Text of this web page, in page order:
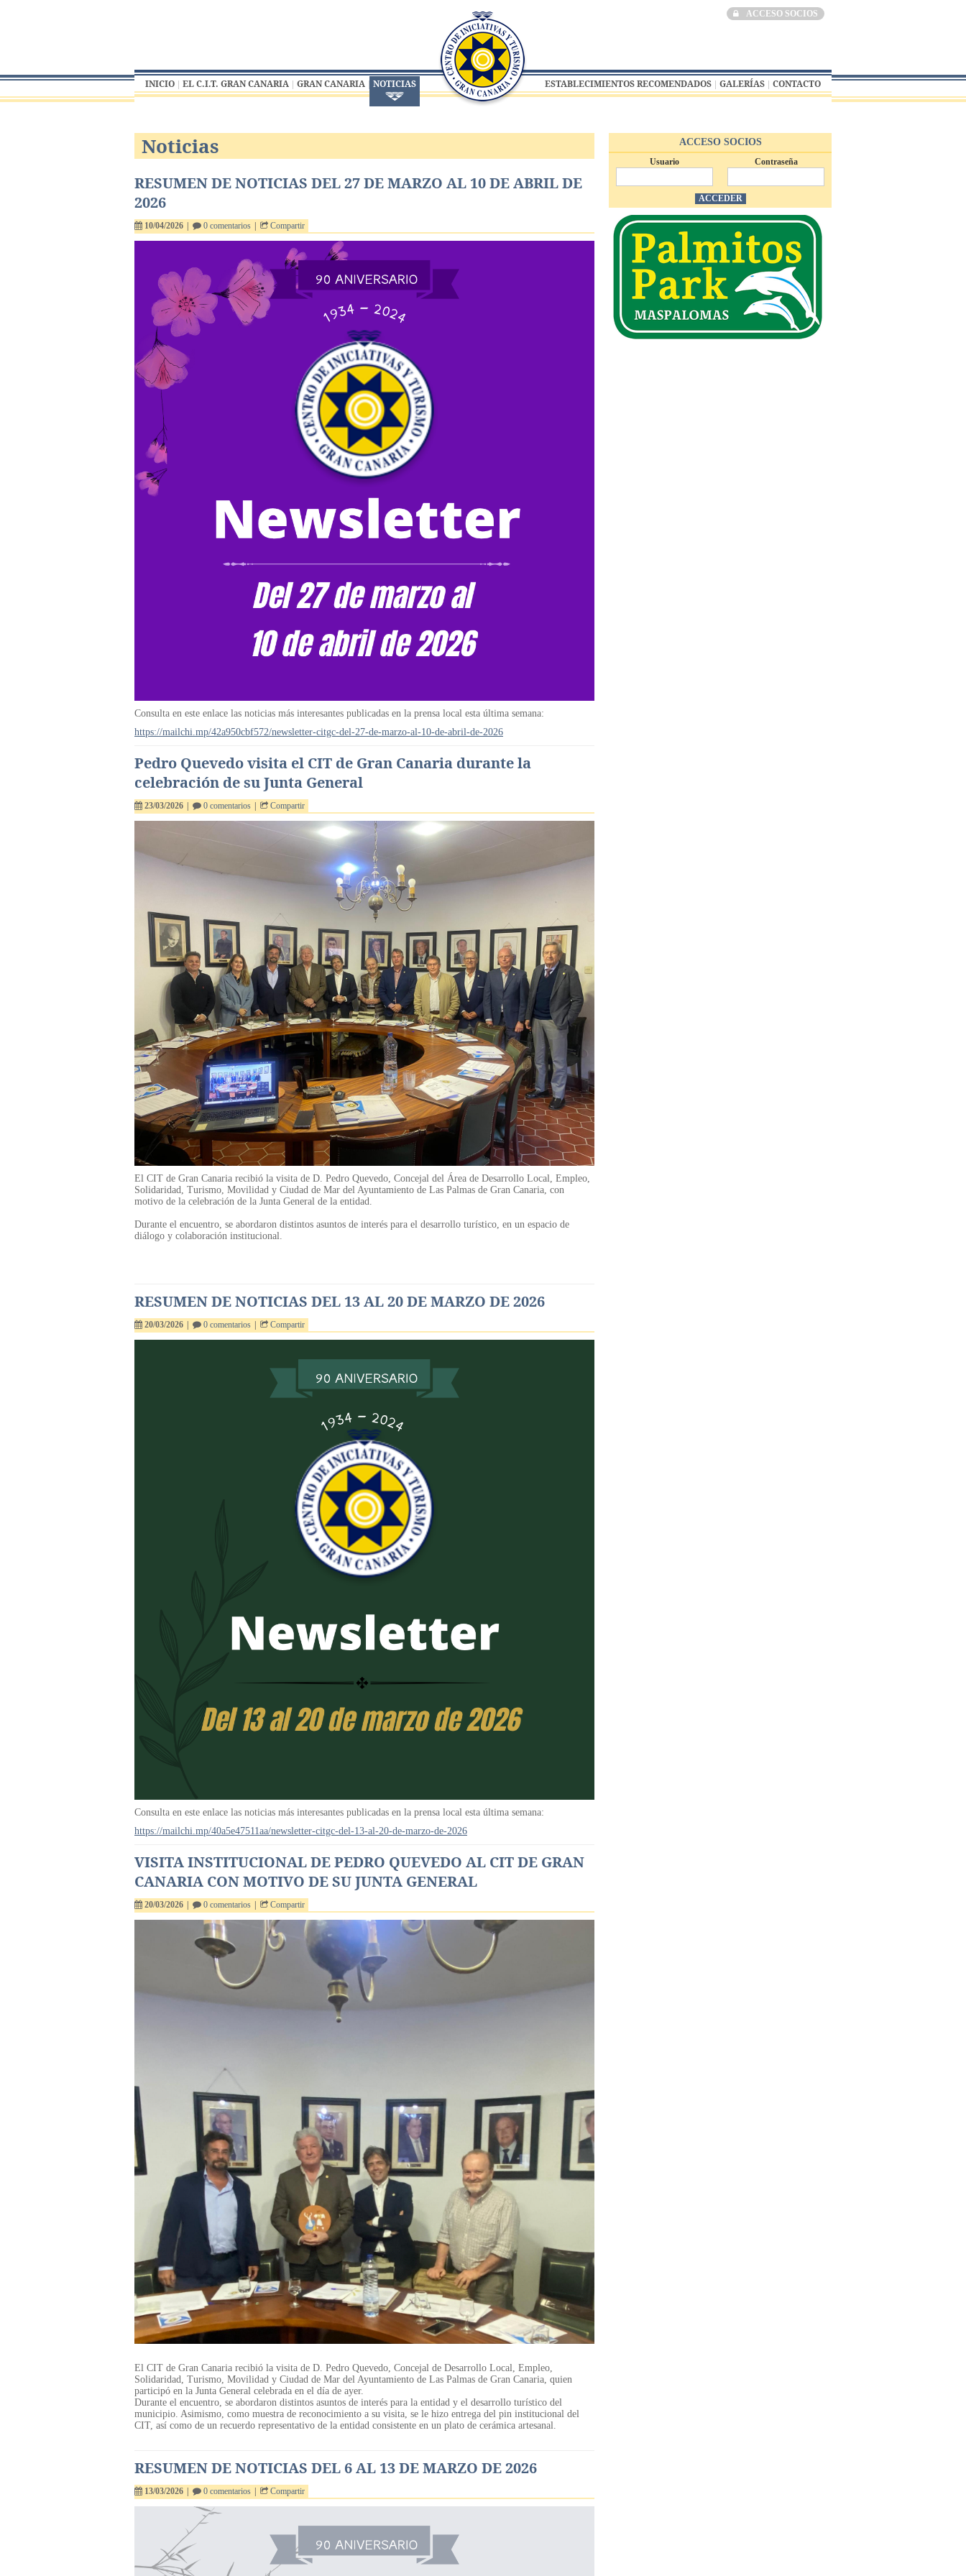
ACCESO SOCIOS
INICIO EL C.I.T. GRAN CANARIA GRAN CANARIA NOTICIAS CONTACTO
GALERÍAS
ESTABLECIMIENTOS RECOMENDADOS
Noticias
RESUMEN DE NOTICIAS DEL 27 DE MARZO AL 10 DE ABRIL DE
2026
10/04/2026 0 comentarios Compartir
Consulta en este enlace las noticias más interesantes publicadas en la prensa local esta última semana:
https://mailchi.mp/42a950cbf572/newsletter-citgc-del-27-de-marzo-al-10-de-abril-de-2026
Pedro Quevedo visita el CIT de Gran Canaria durante la
celebración de su Junta General
23/03/2026 0 comentarios Compartir
El CIT de Gran Canaria recibió la visita de D. Pedro Quevedo, Concejal del Área de Desarrollo Local, Empleo,
Solidaridad, Turismo, Movilidad y Ciudad de Mar del Ayuntamiento de Las Palmas de Gran Canaria, con
motivo de la celebración de la Junta General de la entidad.
Durante el encuentro, se abordaron distintos asuntos de interés para el desarrollo turístico, en un espacio de
diálogo y colaboración institucional.
RESUMEN DE NOTICIAS DEL 13 AL 20 DE MARZO DE 2026
20/03/2026 0 comentarios Compartir
Consulta en este enlace las noticias más interesantes publicadas en la prensa local esta última semana:
https://mailchi.mp/40a5e47511aa/newsletter-citgc-del-13-al-20-de-marzo-de-2026
VISITA INSTITUCIONAL DE PEDRO QUEVEDO AL CIT DE GRAN
CANARIA CON MOTIVO DE SU JUNTA GENERAL
20/03/2026 0 comentarios Compartir
El CIT de Gran Canaria recibió la visita de D. Pedro Quevedo, Concejal de Desarrollo Local, Empleo,
Solidaridad, Turismo, Movilidad y Ciudad de Mar del Ayuntamiento de Las Palmas de Gran Canaria, quien
participó en la Junta General celebrada en el día de ayer.
Durante el encuentro, se abordaron distintos asuntos de interés para la entidad y el desarrollo turístico del
municipio. Asimismo, como muestra de reconocimiento a su visita, se le hizo entrega del pin institucional del
CIT, así como de un recuerdo representativo de la entidad consistente en un plato de cerámica artesanal.
RESUMEN DE NOTICIAS DEL 6 AL 13 DE MARZO DE 2026
13/03/2026 0 comentarios Compartir
ACCESO SOCIOS
Usuario Contraseña